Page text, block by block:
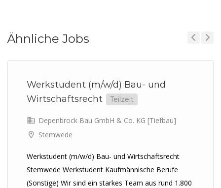
Ähnliche Jobs
Werkstudent (m/w/d) Bau- und
Wirtschaftsrecht
Teilzeit
Depenbrock Bau GmbH & Co. KG [Tiefbau]
Stemwede
Werkstudent (m/w/d) Bau- und Wirtschaftsrecht
Stemwede Werkstudent Kaufmännische Berufe
(Sonstige) Wir sind ein starkes Team aus rund 1.800